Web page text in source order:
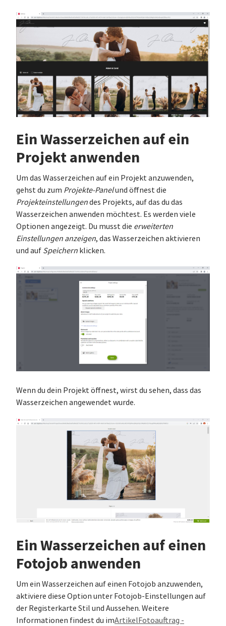
Ein Wasserzeichen auf ein
Projekt anwenden
Um das Wasserzeichen auf ein Projekt anzuwenden,
gehst du zum Projekte-Panelund öffnest die
Projekteinstellungendes Projekts, auf das du das
Wasserzeichen anwenden möchtest. Es werden viele
Optionen angezeigt. Du musst die erweiterten
Einstellungen anzeigen, das Wasserzeichen aktivieren
und auf Speichern klicken.
Wenn du dein Projekt öffnest, wirst du sehen, dass das
Wasserzeichen angewendet wurde.
Ein Wasserzeichen auf einen
Fotojob anwenden
Um ein Wasserzeichen auf einen Fotojob anzuwenden,
aktiviere diese Option unter Fotojob-Einstellungen auf
der Registerkarte Stil und Aussehen. Weitere
Informationen findest du imArtikelFotoauftrag -